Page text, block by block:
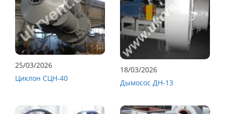
25/03/2026
Циклон СЦН-40
18/03/2026
Дымосос ДН-13